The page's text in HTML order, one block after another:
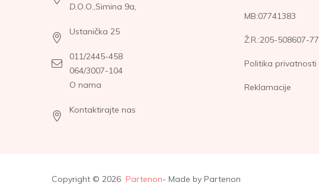
D.O.O.,Simina 9a,
Ustanička 25
011/2445-458
064/3007-104
O nama
Kontaktirajte nas
MB:07741383
Ž.R.:205-508607-77
Politika privatnosti
Reklamacije
Copyright © 2026 Partenon- Made by Partenon